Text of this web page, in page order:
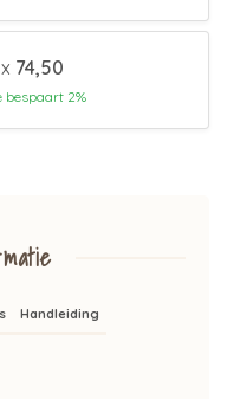
74,50
bespaart 2%
Handleiding